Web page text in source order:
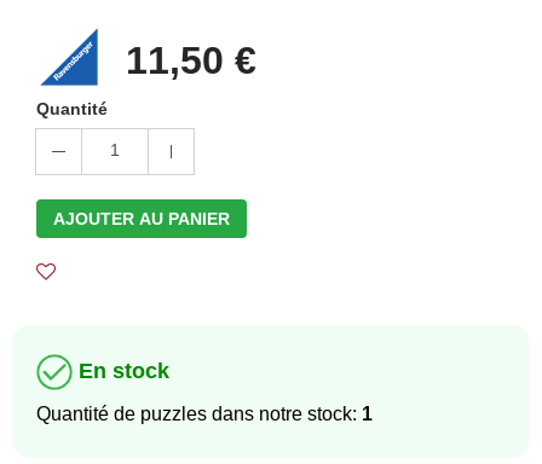
11,50 €
Quantité
1
AJOUTER AU PANIER
En stock
Quantité de puzzles dans notre stock: 1